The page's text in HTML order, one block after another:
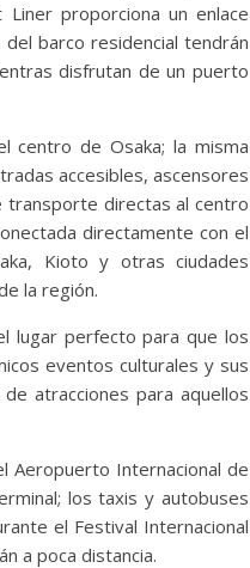
proporciona un enlace
barco residencial tendrán
disfrutan de un puerto
centro de Osaka; la misma
accesibles, ascensores
transporte directas al centro
directamente con el
Kioto y otras ciudades
la región.
lugar perfecto para que los
eventos culturales y sus
atracciones para aquellos
Aeropuerto Internacional de
los taxis y autobuses
el Festival Internacional
a poca distancia.